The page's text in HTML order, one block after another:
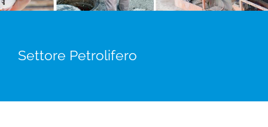
Settore Petrolifero